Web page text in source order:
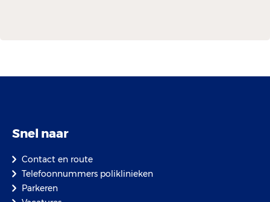
Snel naar
Contact en route
Telefoonnummers poliklinieken
Parkeren